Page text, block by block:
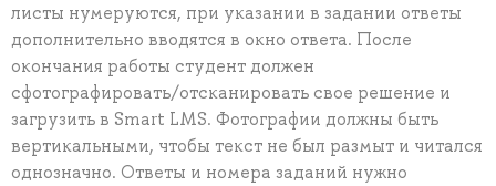
листы нумеруются, при указании в задании ответы
дополнительно вводятся в окно ответа. После
окончания работы студент должен
сфотографировать/отсканировать свое решение и
загрузить в Smart LMS. Фотографии должны быть
вертикальными, чтобы текст не был размыт и читался
однозначно. Ответы и номера заданий нужно